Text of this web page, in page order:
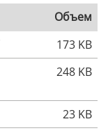
Объем
173 KB
248 KB
23 KB